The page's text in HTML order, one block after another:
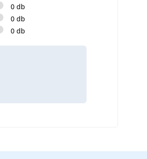
0 db
0 db
0 db